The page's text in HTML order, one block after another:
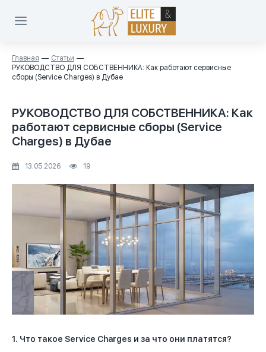
Главная
Статьи
РУКОВОДСТВО ДЛЯ СОБСТВЕННИКА: Как работают сервисные
сборы (Service Charges) в Дубае
РУКОВОДСТВО ДЛЯ СОБСТВЕННИКА: Как
работают сервисные сборы (Service
Charges) в Дубае
13.05.2026 19
1. Что такое Service Charges и за что они платятся?